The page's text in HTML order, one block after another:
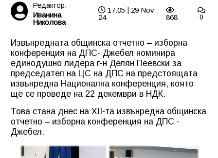
Редактор:
Иванина
Николова
17:05 | 29 Nov
24
868 0
Извънредната общинска отчетно – изборна
конференция на ДПС- Джебел номинира
единодушно лидера г-н Делян Пеевски за
председател на ЦС на ДПС на предстоящата
извънредна Национална конференция, която
ще се проведе на 22 декември в НДК.
Това стана днес на XII-та извънредна общинска
отчетно – изборна конференция на ДПС -
Джебел.